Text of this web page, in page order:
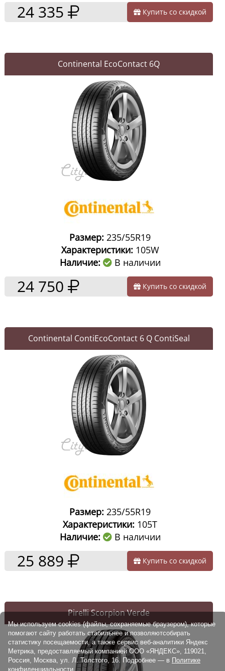
24 335 Купить со скидкой
Continental EcoContact 6Q
Размер: 235/55R19
Характеристики:105W
Наличие:
В наличии
24 750 Купить со скидкой
Continental ContiEcoContact 6 Q ContiSeal
Размер: 235/55R19
Характеристики: 105T
Наличие:
В наличии
25 889 Купить со скидкой
Pirelli Scorpion Verde
Мы используем cookies (файлы, сохраняемые браузером), которые
помогают сайту работать стабильнее и позволяютсобирать
статистику посещаемости, а также сервис веб-аналитики Яндекс
Метрика, предоставляемый компанией ООО «ЯНДЕКС», 119021,
Россия, Москва, ул. Л. Толстого, 16. Подробнее — в Политике
конфиденциальности.